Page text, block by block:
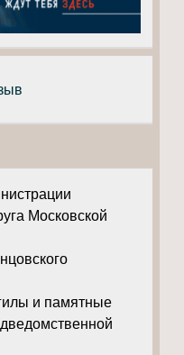
Московской
и памятные